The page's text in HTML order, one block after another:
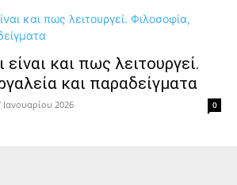
είναι και πως λειτουργεί.
και παραδείγματα
Ιανουαρίου 2026 0